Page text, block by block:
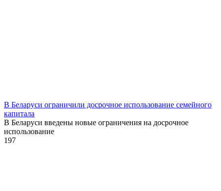
В Беларуси ограничили досрочное использование семейного
капитала
В Беларуси введены новые ограничения на досрочное
использование
197